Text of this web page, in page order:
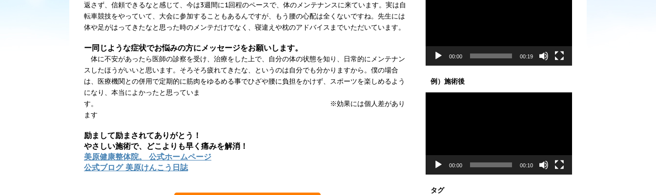
返さず、信頼できるなと感じて、今は3週間に1回程のペースで、体のメンテナンスに来ています。実は自
転車競技をやっていて、大会に参加することもあるんですが、もう腰の心配は全くないですね。先生には
体や足がはってきたなと思った時のメンテだけでなく、寝違えや枕のアドバイスまでいただいています。
ー同じような症状でお悩みの方にメッセージをお願いします。
体に不安があったら医師の診察を受け、治療をした上で、自分の体の状態を知り、日常的にメンテナン
スしたほうがいいと思います。そろそろ疲れてきたな、というのは自分でも分かりますから。僕の場合
は、医療機関との併用で定期的に筋肉をゆるめる事でひざや腰に負担をかけず、スポーツを楽しめるよう
になり、本当によかったと思っていま
す。 ※効果には個人差があり
ます
励まして励まされてありがとう！
やさしい施術で、どこよりも早く痛みを解消！
美原健康整体院。 公式ホームページ
公式ブログ 美原けんこう日誌
00:00 00:19
例）施術後
00:00 00:10
タグ